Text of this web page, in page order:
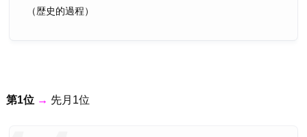
（歴史的過程）
第1位 → 先月1位